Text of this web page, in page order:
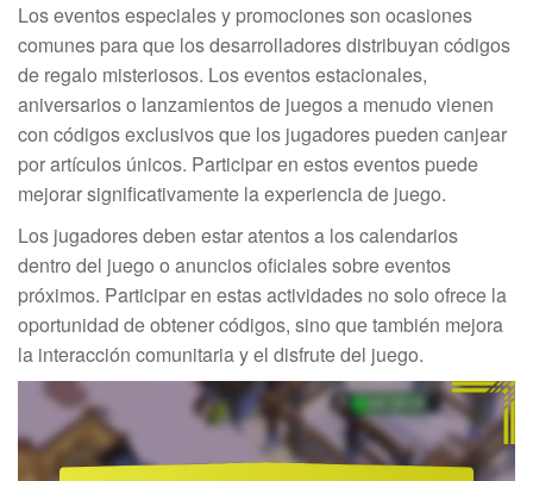
Los eventos especiales y promociones son ocasiones
comunes para que los desarrolladores distribuyan códigos
de regalo misteriosos. Los eventos estacionales,
aniversarios o lanzamientos de juegos a menudo vienen
con códigos exclusivos que los jugadores pueden canjear
por artículos únicos. Participar en estos eventos puede
mejorar significativamente la experiencia de juego.
Los jugadores deben estar atentos a los calendarios
dentro del juego o anuncios oficiales sobre eventos
próximos. Participar en estas actividades no solo ofrece la
oportunidad de obtener códigos, sino que también mejora
la interacción comunitaria y el disfrute del juego.